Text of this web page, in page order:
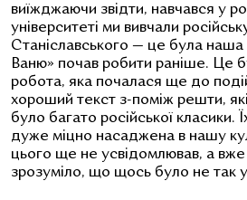
виїжджаючи звідти, навчався у
університеті ми вивчали
Станіславського — це була
Ваню» почав робити раніше. Це
робота, яка почалася ще до
хороший текст з-поміж решти,
було багато російської класики.
дуже міцно насаджена в нашу
цього ще не усвідомлював, а вже
зрозуміло, що щось було не так у